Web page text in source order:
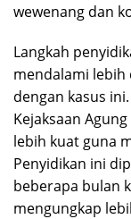
wewenang dan
Langkah
mendalami lebih
dengan kasus
Kejaksaan
lebih kuat guna
Penyidikan ini
beberapa bulan
mengungkap